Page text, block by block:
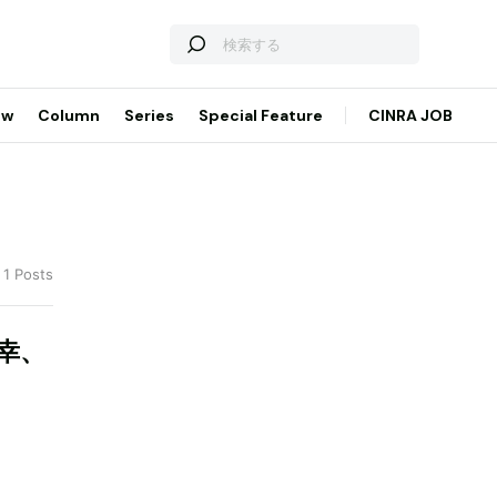
Column Series Special Feature CINRA JOB
Posts